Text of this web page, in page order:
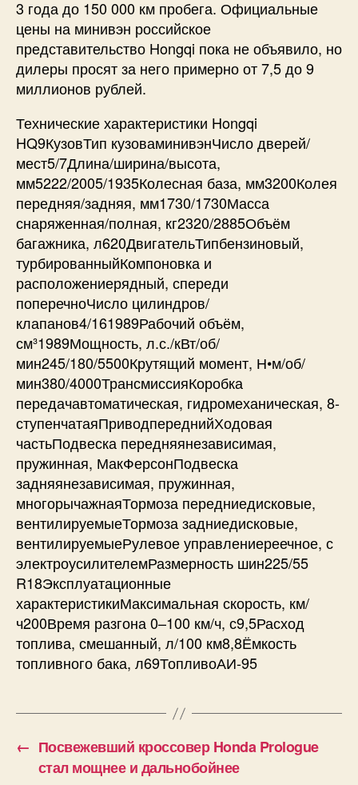
3 года до 150 000 км пробега. Официальные
цены на минивэн российское
представительство Hongqi пока не объявило, но
дилеры просят за него примерно от 7,5 до 9
миллионов рублей.
Технические характеристики Hongqi
HQ9КузовТип кузоваминивэнЧисло дверей/
мест5/7Длина/ширина/высота,
мм5222/2005/1935Колесная база, мм3200Колея
передняя/задняя, мм1730/1730Масса
снаряженная/полная, кг2320/2885Объём
багажника, л620ДвигательТипбензиновый,
турбированныйКомпоновка и
расположениерядный, спереди
поперечноЧисло цилиндров/
клапанов4/161989Рабочий объём,
см³1989Мощность, л.с./кВт/об/
мин245/180/5500Крутящий момент, Н•м/об/
мин380/4000ТрансмиссияКоробка
передачавтоматическая, гидромеханическая, 8-
ступенчатаяПриводпереднийХодовая
частьПодвеска передняянезависимая,
пружинная, МакФерсонПодвеска
задняянезависимая, пружинная,
многорычажнаяТормоза передниедисковые,
вентилируемыеТормоза задниедисковые,
вентилируемыеРулевое управлениереечное, с
электроусилителемРазмерность шин225/55
R18Эксплуатационные
характеристикиМаксимальная скорость, км/
ч200Время разгона 0–100 км/ч, с9,5Расход
топлива, смешанный, л/100 км8,8Ёмкость
топливного бака, л69ТопливоАИ-95
← Посвежевший кроссовер Honda Prologue
стал мощнее и дальнобойнее